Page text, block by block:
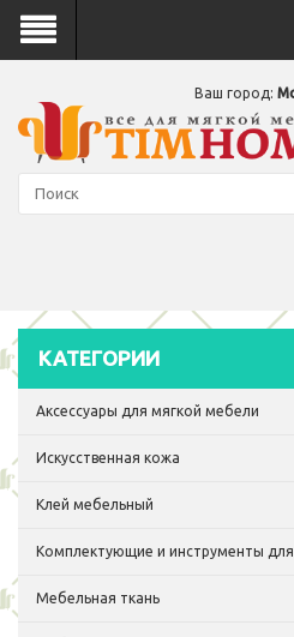
Ваш город:
КАТЕГОРИИ
Аксессуары для мягкой мебели
Искусственная кожа
Клей мебельный
Комплектующие и инструменты
Мебельная ткань